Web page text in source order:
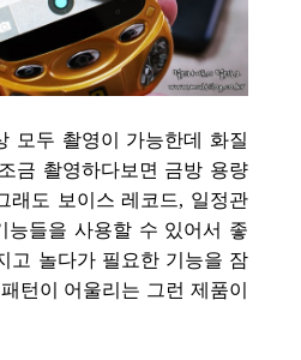
모두 촬영이 가능한데 화질
금 촬영하다보면 금방 용량
래도 보이스 레코드, 일정관
능들을 사용할 수 있어서 좋
고 놀다가 필요한 기능을 잠
턴이 어울리는 그런 제품이